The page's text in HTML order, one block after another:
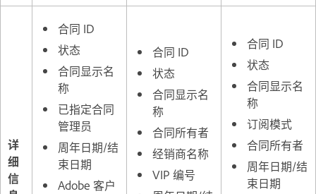
详
细
信
合同 ID
状态
合同显示名
称
已指定合同
管理员
周年日期/结
束日期
Adobe 客户
合同 ID
状态
合同显示名
称
合同所有者
经销商名称
VIP 编号
合同 ID
状态
合同显示名
称
订阅模式
合同所有者
周年日期/结
束日期